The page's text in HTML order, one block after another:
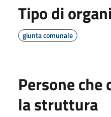
Tipo di
giunta comunale
Persone che
la struttura